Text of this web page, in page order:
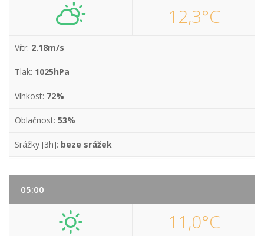
12,3°C
Vítr: 2.18m/s
Tlak: 1025hPa
Vlhkost: 72%
Oblačnost: 53%
Srážky [3h]: beze srážek
05:00
11,0°C